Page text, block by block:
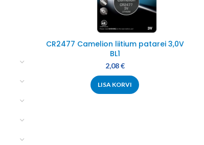
CR2477 Camelion liitium patarei 3,0V
BL1
2,08€
LISA KORVI